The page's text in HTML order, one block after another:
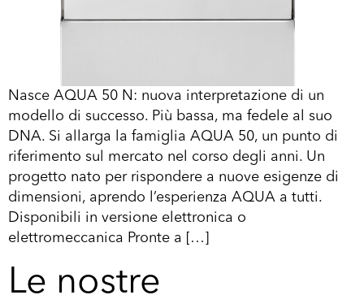
Nasce AQUA 50 N: nuova interpretazione di un
modello di successo. Più bassa, ma fedele al suo
DNA. Si allarga la famiglia AQUA 50, un punto di
riferimento sul mercato nel corso degli anni. Un
progetto nato per rispondere a nuove esigenze di
dimensioni, aprendo l’esperienza AQUA a tutti.
Disponibili in versione elettronica o
elettromeccanica Pronte a […]
Le nostre